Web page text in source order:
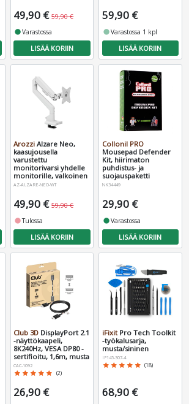
49,90 € 59,90 €
fiber_manual_recordVarastossa
LISÄÄ KORIIN
59,90 €
fiber_manual_recordVarastossa 1 kpl
LISÄÄ KORIIN
Arozzi Alzare Neo,
kaasujousella
varustettu
monitorivarsi yhdelle
monitorille, valkoinen
AZ-ALZARE-NEO-WT
49,90 € 59,90 €
fiber_manual_recordTulossa
LISÄÄ KORIIN
Collonil PRO
Mousepad Defender
Kit, hiirimaton
puhdistus- ja
suojauspaketti
NK34449
29,90 €
fiber_manual_recordVarastossa
LISÄÄ KORIIN
Club 3D DisplayPort 2.1
-näyttökaapeli,
8K240Hz, VESA DP80 -
sertifioitu, 1,6m, musta
CAC-1092
star star star star star (2)
26,90 €
iFixitPro Tech Toolkit
-työkalusarja,
musta/sininen
IF145-307-4
star star star star star (18)
68,90 €